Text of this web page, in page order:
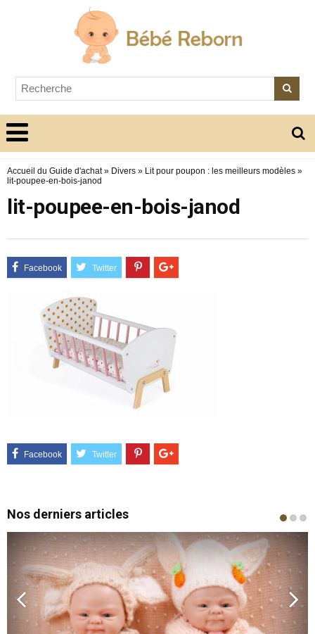
Accueil du Guide d'achat» Divers » Lit pour poupon : les meilleurs modèles »
lit-poupee-en-bois-janod
lit-poupee-en-bois-janod
Nos derniers articles